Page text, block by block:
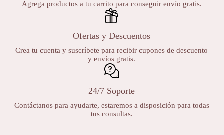
Agrega productos a tu carrito para conseguir envío gratis.
Ofertas y Descuentos
Crea tu cuenta y suscríbete para recibir cupones de descuento
y envíos gratis.
24/7 Soporte
Contáctanos para ayudarte, estaremos a disposición para todas
tus consultas.